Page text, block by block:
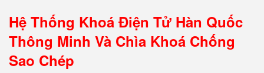
Hệ Thống Khoá Điện Tử Hàn Quốc
Thông Minh Và Chìa Khoá Chống
Sao Chép